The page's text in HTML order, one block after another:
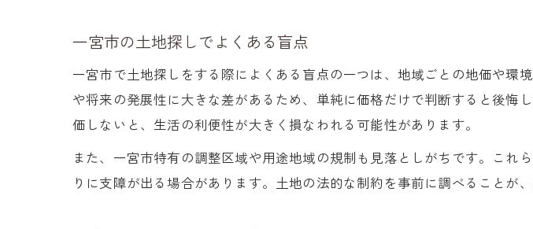
一宮市の土地探しでよくある盲点
一宮市で土地探しをする際によくある盲点の一つは、地域ごとの地価や
や将来の発展性に大きな差があるため、単純に価格だけで判断すると後
価しないと、生活の利便性が大きく損なわれる可能性があります。
また、一宮市特有の調整区域や用途地域の規制も見落としがちです。これ
りに支障が出る場合があります。土地の法的な制約を事前に調べることが